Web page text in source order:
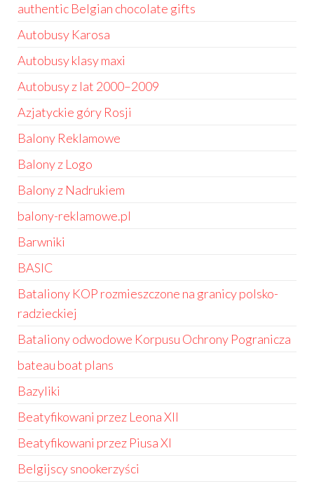
authentic Belgian chocolate gifts
Autobusy Karosa
Autobusy klasy maxi
Autobusy z lat 2000–2009
Azjatyckie góry Rosji
Balony Reklamowe
Balony z Logo
Balony z Nadrukiem
balony-reklamowe.pl
Barwniki
BASIC
Bataliony KOP rozmieszczone na granicy polsko-
radzieckiej
Bataliony odwodowe Korpusu Ochrony Pogranicza
bateau boat plans
Bazyliki
Beatyfikowani przez Leona XII
Beatyfikowani przez Piusa XI
Belgijscy snookerzyści